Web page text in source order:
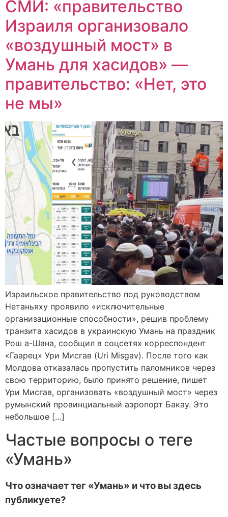
СМИ: «правительство
Израиля организовало
«воздушный мост» в
Умань для хасидов» —
правительство: «Нет, это
не мы»
Израильское правительство под руководством
Нетаньяху проявило «исключительные
организационные способности», решив проблему
транзита хасидов в украинскую Умань на праздник
Рош а-Шана, сообщил в соцсетях корреспондент
«Гаарец» Ури Мисгав (Uri Misgav). После того как
Молдова отказалась пропустить паломников через
свою территорию, было принято решение, пишет
Ури Мисгав, организовать «воздушный мост» через
румынский провинциальный аэропорт Бакау. Это
небольшое […]
Частые вопросы о теге
«Умань»
Что означает тег «Умань» и что вы здесь
публикуете?